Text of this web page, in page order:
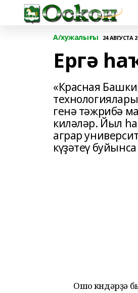
А/хужалығы 24 АВГУСТА
Ергә
«Красная
генә тәжрибә
киләләр. Йыл
аграр
күҙәтеү
Ошо көндәрҙә